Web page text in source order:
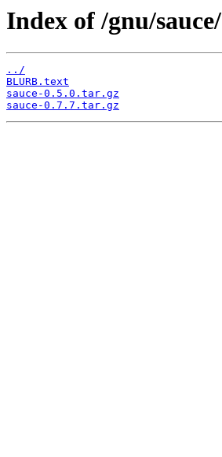
Index of /gnu/sauce/
../
BLURB.text
sauce-0.5.0.tar.gz
sauce-0.7.7.tar.gz